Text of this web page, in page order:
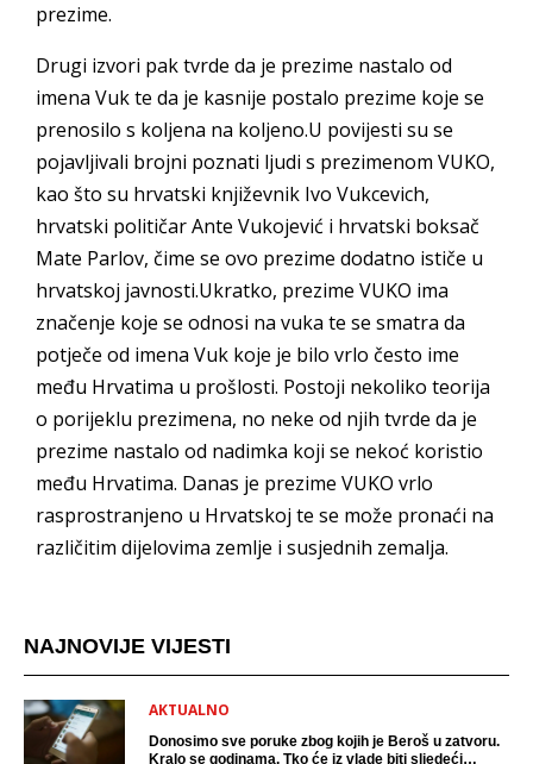
prezime.
Drugi izvori pak tvrde da je prezime nastalo od
imena Vuk te da je kasnije postalo prezime koje se
prenosilo s koljena na koljeno.U povijesti su se
pojavljivali brojni poznati ljudi s prezimenom VUKO,
kao što su hrvatski književnik Ivo Vukcevich,
hrvatski političar Ante Vukojević i hrvatski boksač
Mate Parlov, čime se ovo prezime dodatno ističe u
hrvatskoj javnosti.Ukratko, prezime VUKO ima
značenje koje se odnosi na vuka te se smatra da
potječe od imena Vuk koje je bilo vrlo često ime
među Hrvatima u prošlosti. Postoji nekoliko teorija
o porijeklu prezimena, no neke od njih tvrde da je
prezime nastalo od nadimka koji se nekoć koristio
među Hrvatima. Danas je prezime VUKO vrlo
rasprostranjeno u Hrvatskoj te se može pronaći na
različitim dijelovima zemlje i susjednih zemalja.
NAJNOVIJE VIJESTI
AKTUALNO
Donosimo sve poruke zbog kojih je Beroš u zatvoru.
Kralo se godinama. Tko će iz vlade biti sljedeći